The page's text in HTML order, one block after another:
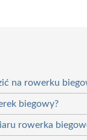
na rowerku
biegowy?
rowerka